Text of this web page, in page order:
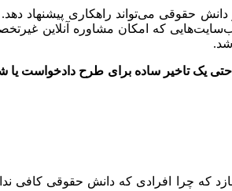
حقوقی می‌تواند راهکاری پیشنهاد
که امکان مشاوره آنلاین
یک تاخیر ساده برای طرح دادخواست یا
چرا افرادی که دانش حقوقی کافی